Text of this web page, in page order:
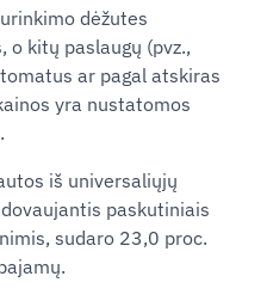
dėžutes
o kitų paslaugų (pvz.,
ar pagal atskiras
yra nustatomos
iš universaliųjų
paskutiniais
sudaro 23,0 proc.